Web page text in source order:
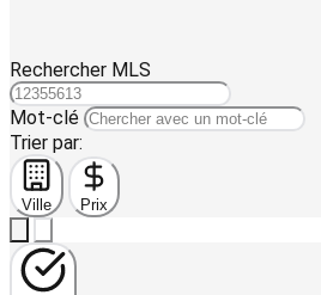
Rechercher MLS
Mot-clé
Trier par:
Ville Prix